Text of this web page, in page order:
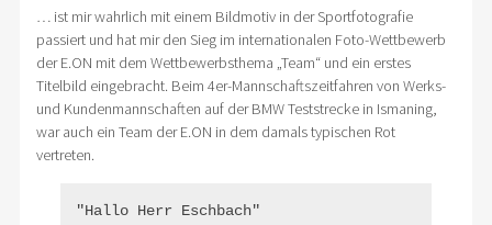
… ist mir wahrlich mit einem Bildmotiv in der Sportfotografie
passiert und hat mir den Sieg im internationalen Foto-Wettbewerb
der E.ON mit dem Wettbewerbsthema „Team“ und ein erstes
Titelbild eingebracht. Beim 4er-Mannschaftszeitfahren von Werks-
und Kundenmannschaften auf der BMW Teststrecke in Ismaning,
war auch ein Team der E.ON in dem damals typischen Rot
vertreten.
"Hallo Herr Eschbach"